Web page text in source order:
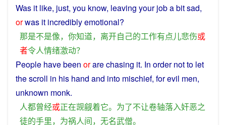
Was it like, just, you know, leaving your joba bitsad,
orwas it incrediblyemotional?
那是不是像， 你知道， 离开自己的工作有点儿悲伤或
者令人情绪激动？
People havebeen orarechasing it. In order notto let
thescroll in his hand and into mischief, forevil men,
unknown monk.
人都曾经或正在觊觎着它。 为了不让卷轴落入奸恶之
徒的手里， 为祸人间， 无名武僧。